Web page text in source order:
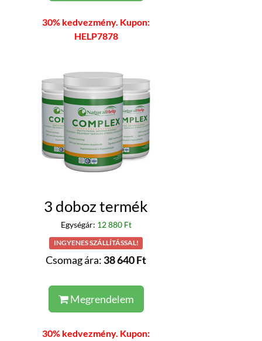
30% kedvezmény. Kupon:
HELP7878
3 doboz termék
Egységár: 12 880 Ft
INGYENES SZÁLLÍTÁSSAL!
Csomag ára: 38 640 Ft
Megrendelem
30% kedvezmény. Kupon: